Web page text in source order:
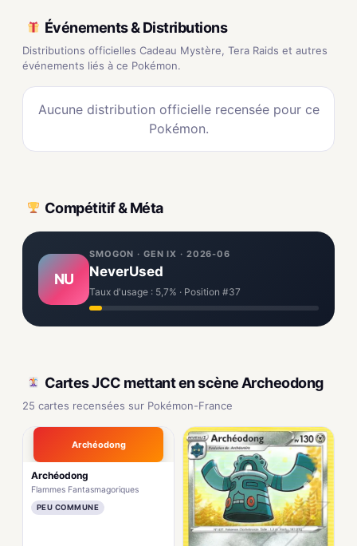
Événements & Distributions
Distributions officielles Cadeau Mystère, Tera Raids et autres
événements liés à ce Pokémon.
Aucune distribution officielle recensée pour ce
Pokémon.
Compétitif & Méta
NU
SMOGON · GEN IX · 2026-06
NeverUsed
Taux d'usage : 5,7% · Position #37
Cartes JCC mettant en scène Archeodong
25 cartes recensées sur Pokémon-France
Archéodong
Archéodong
Flammes Fantasmagoriques
PEU COMMUNE